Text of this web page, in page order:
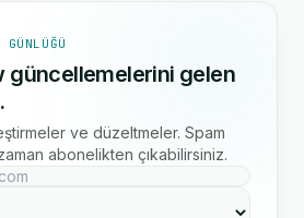
güncellemelerini gelen
ve düzeltmeler. Spam
abonelikten çıkabilirsiniz.